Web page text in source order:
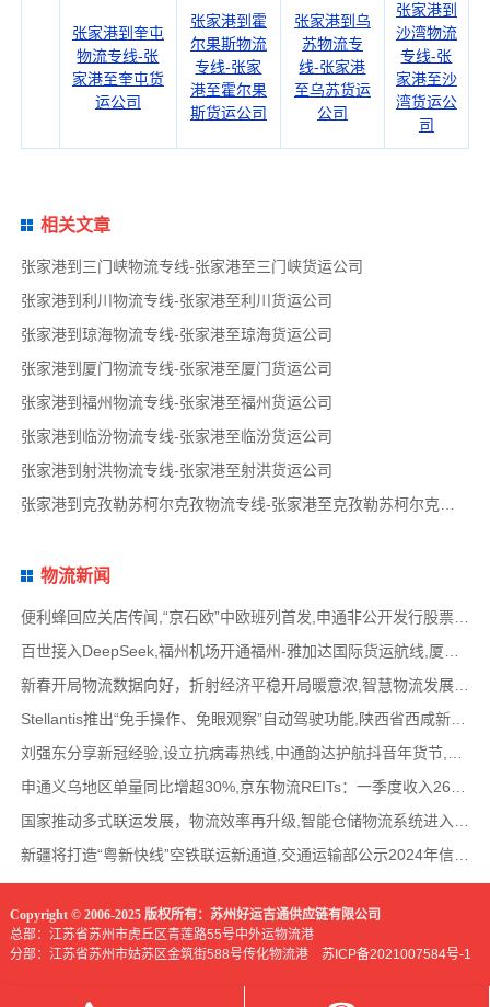
张家港到奎屯
物流专线-张
家港至奎屯货
运公司
张家港到霍
尔果斯物流
专线-张家
港至霍尔果
斯货运公司
张家港到乌
苏物流专
线-张家港
至乌苏货运
公司
张家港到
沙湾物流
专线-张
家港至沙
湾货运公
司
相关文章
张家港到三门峡物流专线-张家港至三门峡货运公司
张家港到利川物流专线-张家港至利川货运公司
张家港到琼海物流专线-张家港至琼海货运公司
张家港到厦门物流专线-张家港至厦门货运公司
张家港到福州物流专线-张家港至福州货运公司
张家港到临汾物流专线-张家港至临汾货运公司
张家港到射洪物流专线-张家港至射洪货运公司
物流新闻
便利蜂回应关店传闻,“京石欧”中欧班列首发,申通非公开发行股票方案失效,老挝中通和老挝
百世接入DeepSeek,福州机场开通福州-雅加达国际货运航线,厦门拟立法保障网约配送员劳动权益
新春开局物流数据向好，折射经济平稳开局暖意浓,智慧物流发展迅猛，新一代信息技术深度融
Stellantis推出“免手操作、免眼观察”自动驾驶功能,陕西省西咸新区公示首批智能网联道路测试
新疆将打造“粤新快线”空铁联运新通道,交通运输部公示2024年信用交通典型案例,网络货运平
Copyright © 2006-2025 版权所有：苏州好运吉通供应链有限公司
总部：江苏省苏州市虎丘区青莲路55号中外运物流港
分部：江苏省苏州市姑苏区金筑街588号传化物流港 苏ICP备2021007584号-1